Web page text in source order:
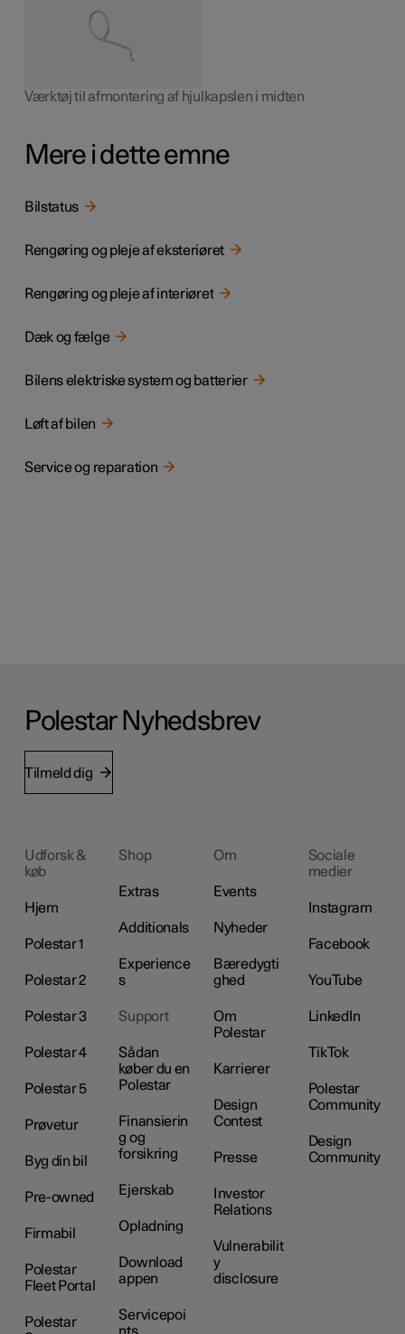
Værktøj til afmontering af hjulkapslen i midten
Mere i dette emne
Bilstatus
Rengøring og pleje af eksteriøret
Rengøring og pleje af interiøret
Dæk og fælge
Bilens elektriske system og batterier
Løft af bilen
Service og reparation
Polestar Nyhedsbrev
Tilmeld dig
Udforsk &
køb
Hjem
Polestar 1
Polestar 2
Polestar 3
Polestar 4
Polestar 5
Prøvetur
Byg din bil
Pre-owned
Firmabil
Polestar
Fleet Portal
Polestar
Shop
Extras
Additionals
Experience
s
Support
Sådan
køber du en
Polestar
Finansierin
g og
forsikring
Ejerskab
Opladning
Download
appen
Servicepoi
Om
Events
Nyheder
Bæredygti
ghed
Om
Polestar
Karrierer
Design
Contest
Presse
Investor
Relations
Vulnerabilit
y
disclosure
Sociale
medier
Instagram
Facebook
YouTube
LinkedIn
TikTok
Polestar
Community
Design
Community